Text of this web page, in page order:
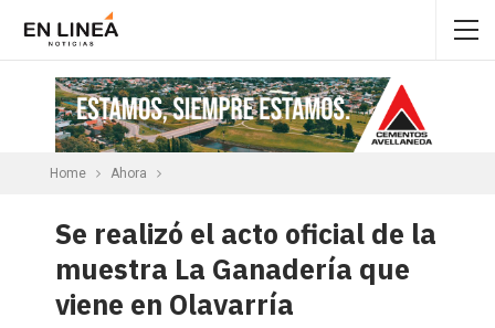
Home Ahora
Se realizó el acto oficial de la
muestra La Ganadería que
viene en Olavarría